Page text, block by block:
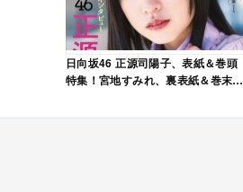
日向坂46 正源司陽子、表紙＆巻頭
特集！宮地すみれ、裏表紙＆巻末特
VOL.12」本日4/30発売！